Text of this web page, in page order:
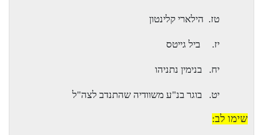
טז. הילארי קלינטון
יז. ביל גייטס
יח. בנימין נתניהו
יט. בוגר בנ"ע משוודיה שהתנדב לצה"ל
שימו לב: